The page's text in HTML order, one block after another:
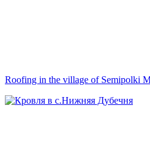
Roofing in the village of Semipolki